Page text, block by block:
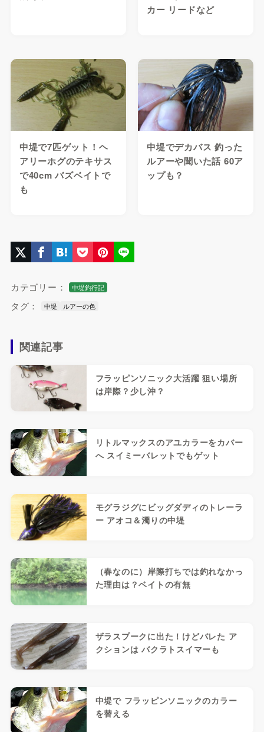
カー リードなど
中堤で7匹ゲット！ヘ
アリーホグのテキサス
で40cm バズベイトで
も
中堤でデカバス 釣った
ルアーや聞いた話 60ア
ップも？
カテゴリー： 中堤釣行記
タグ： 中堤 ルアーの色
関連記事
フラッピンソニック大活躍 狙い場所
は岸際？少し沖？
リトルマックスのアユカラーをカバー
へ スイミーバレットでもゲット
モグラジグにビッグダディのトレーラ
ー アオコ＆濁りの中堤
（春なのに）岸際打ちでは釣れなかっ
た理由は？ベイトの有無
ザラスプークに出た！けどバレた ア
クションは バクラトスイマーも
中堤で フラッピンソニックのカラー
を替える